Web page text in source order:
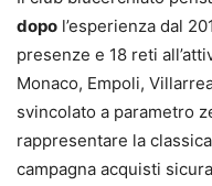
dopo l’esperienza dal
presenze e 18 reti
Monaco, Empoli,
svincolato a parametro
rappresentare la
campagna acquisti